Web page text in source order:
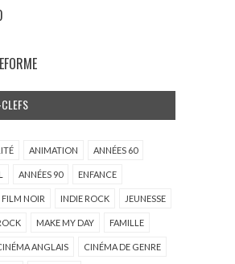
ANIMATION ANNÉES 60
ANNÉES 90 ENFANCE
FILM NOIR INDIE ROCK JEUNESSE
MAKE MY DAY FAMILLE
ANGLAIS CINÉMA DE GENRE